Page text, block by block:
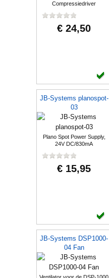
Compressiedriver
€ 24,50
JB-Systems planospot-
03
Plano Spot Power Supply,
24V DC/830mA
€ 15,95
JB-Systems DSP1000-
04 Fan